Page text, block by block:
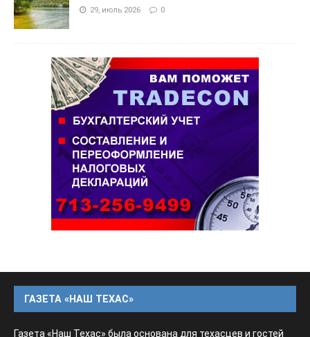
29, июль 2026 0
ГАЗЕТА «НАШ ТЕХАС»
Газета «Наш Техас» была основана для техасцев и гостей